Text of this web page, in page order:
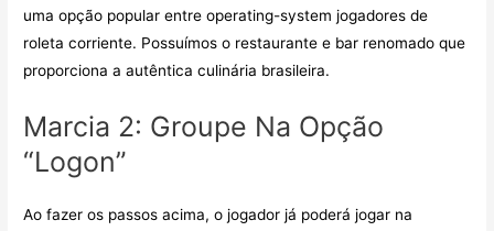
uma opção popular entre operating-system jogadores de
roleta corriente. Possuímos o restaurante e bar renomado que
proporciona a autêntica culinária brasileira.
Marcia 2: Groupe Na Opção
“Logon”
Ao fazer os passos acima, o jogador já poderá jogar na